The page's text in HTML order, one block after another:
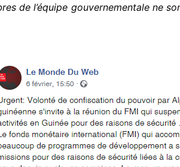
de l’équipe gouvernementale ne